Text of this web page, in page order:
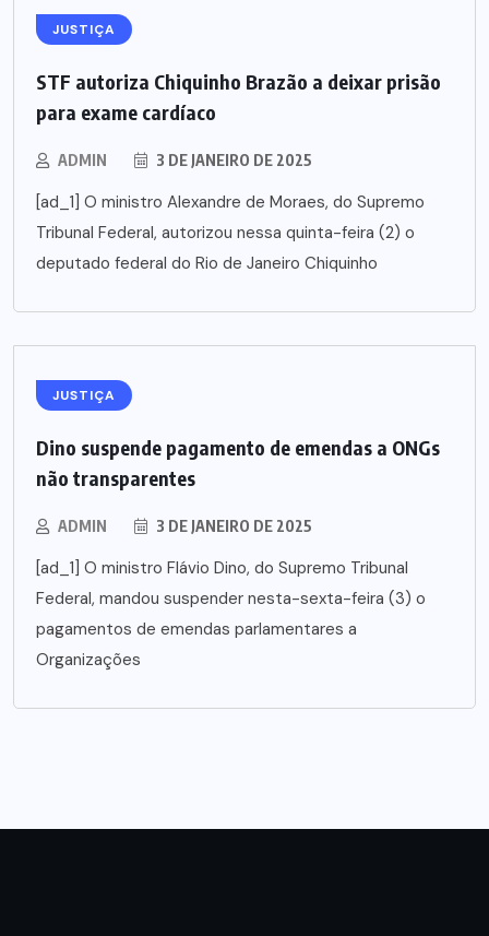
JUSTIÇA
STF autoriza Chiquinho Brazão a deixar prisão
para exame cardíaco
ADMIN 3 DE JANEIRO DE 2025
[ad_1] O ministro Alexandre de Moraes, do Supremo
Tribunal Federal, autorizou nessa quinta-feira (2) o
deputado federal do Rio de Janeiro Chiquinho
JUSTIÇA
Dino suspende pagamento de emendas a ONGs
não transparentes
ADMIN 3 DE JANEIRO DE 2025
[ad_1] O ministro Flávio Dino, do Supremo Tribunal
Federal, mandou suspender nesta-sexta-feira (3) o
pagamentos de emendas parlamentares a
Organizações